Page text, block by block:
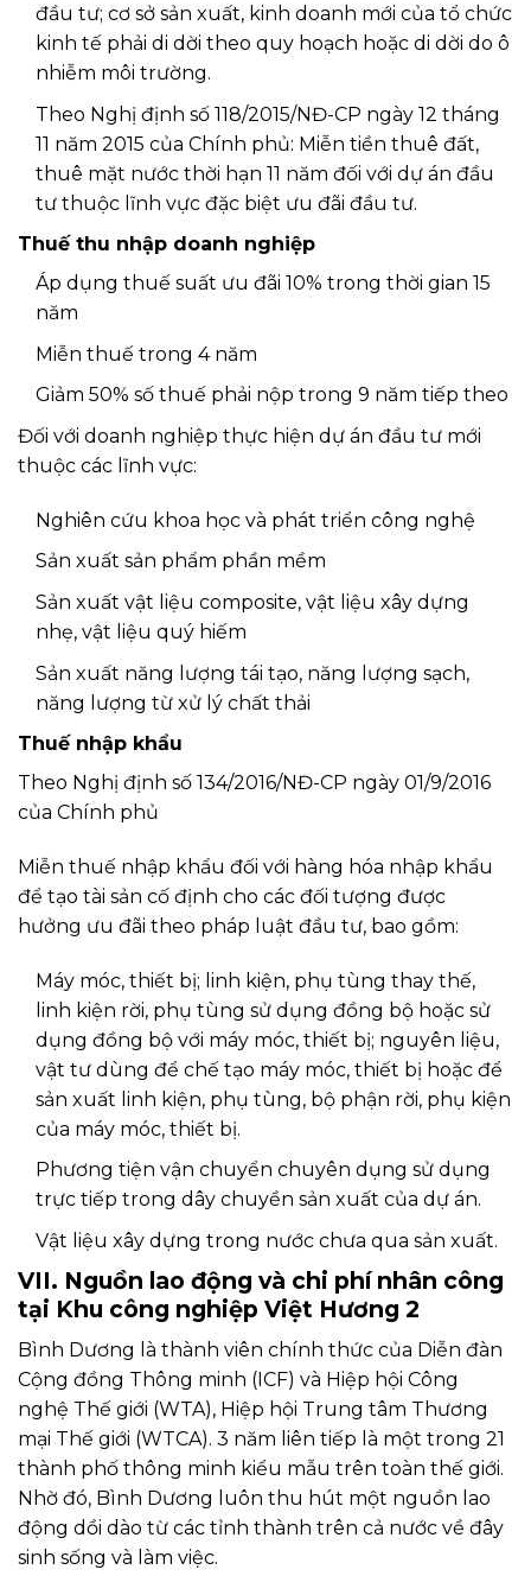
đầu tư; cơ sở sản xuất, kinh doanh mới của tổ chức
kinh tế phải di dời theo quy hoạch hoặc di dời do ô
nhiễm môi trường.
Theo Nghị định số 118/2015/NĐ-CP ngày 12 tháng
11 năm 2015 của Chính phủ: Miễn tiền thuê đất,
thuê mặt nước thời hạn 11 năm đối với dự án đầu
tư thuộc lĩnh vực đặc biệt ưu đãi đầu tư.
Thuế thu nhập doanh nghiệp
Áp dụng thuế suất ưu đãi 10% trong thời gian 15
năm
Miễn thuế trong 4 năm
Giảm 50% số thuế phải nộp trong 9 năm tiếp theo
Đối với doanh nghiệp thực hiện dự án đầu tư mới
thuộc các lĩnh vực:
Nghiên cứu khoa học và phát triển công nghệ
Sản xuất sản phẩm phần mềm
Sản xuất vật liệu composite, vật liệu xây dựng
nhẹ, vật liệu quý hiếm
Sản xuất năng lượng tái tạo, năng lượng sạch,
năng lượng từ xử lý chất thải
Thuế nhập khẩu
Theo Nghị định số 134/2016/NĐ-CP ngày 01/9/2016
của Chính phủ
Miễn thuế nhập khẩu đối với hàng hóa nhập khẩu
để tạo tài sản cố định cho các đối tượng được
hưởng ưu đãi theo pháp luật đầu tư, bao gồm:
Máy móc, thiết bị; linh kiện, phụ tùng thay thế,
linh kiện rời, phụ tùng sử dụng đồng bộ hoặc sử
dụng đồng bộ với máy móc, thiết bị; nguyên liệu,
vật tư dùng để chế tạo máy móc, thiết bị hoặc để
sản xuất linh kiện, phụ tùng, bộ phận rời, phụ kiện
của máy móc, thiết bị.
Phương tiện vận chuyển chuyên dụng sử dụng
trực tiếp trong dây chuyền sản xuất của dự án.
Vật liệu xây dựng trong nước chưa qua sản xuất.
VII. Nguồn lao động và chi phí nhân công
tại Khu công nghiệp Việt Hương 2
Bình Dương là thành viên chính thức của Diễn đàn
Cộng đồng Thông minh (ICF) và Hiệp hội Công
nghệ Thế giới (WTA), Hiệp hội Trung tâm Thương
mại Thế giới (WTCA). 3 năm liên tiếp là một trong 21
thành phố thông minh kiểu mẫu trên toàn thế giới.
Nhờ đó, Bình Dương luôn thu hút một nguồn lao
động dồi dào từ các tỉnh thành trên cả nước về đây
sinh sống và làm việc.